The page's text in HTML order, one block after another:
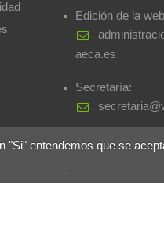
entendemos que se
Edición de la
aeca.es
Secretaría:
983.47.44.94